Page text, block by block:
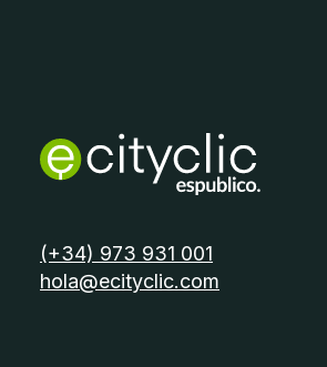
telèfon:
(+34) 973 931 001
email:
hola@ecityclic.com